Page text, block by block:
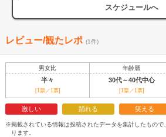
スケジュールへ
レビュー/観たレポ (1件)
男女比 年齢層
半々 30代～40代中心
[1票／1票] [1票／1票]
激しい 踊れる 笑える
※掲載されている情報は投稿されたデータを集計したもので
ります。